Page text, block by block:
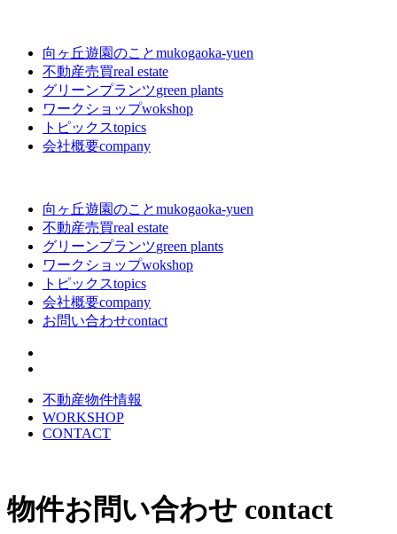
向ヶ丘遊園のことmukogaoka-yuen
不動産売買real estate
グリーンプランツgreen plants
ワークショップwokshop
トピックスtopics
会社概要company
向ヶ丘遊園のことmukogaoka-yuen
不動産売買real estate
グリーンプランツgreen plants
ワークショップwokshop
トピックスtopics
会社概要company
お問い合わせcontact
不動産物件情報
WORKSHOP
CONTACT
物件お問い合わせ contact